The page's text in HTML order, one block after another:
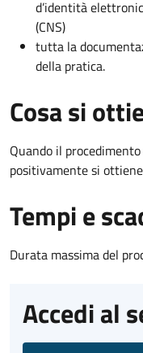
d’identità
(CNS)
tutta la
della pratica.
Cosa si
Quando il
positivamente si
Tempi e
Durata massima del
Accedi al